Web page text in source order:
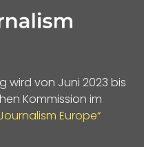
wird von Juni 2023 bis
Kommission im
Europe“